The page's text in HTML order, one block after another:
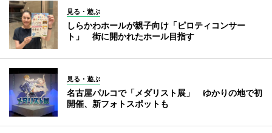
見る・遊ぶ
しらかわホールが親子向け「ピロティコンサー
ト」 街に開かれたホール目指す
見る・遊ぶ
名古屋パルコで「メダリスト展」 ゆかりの地で初
開催、新フォトスポットも